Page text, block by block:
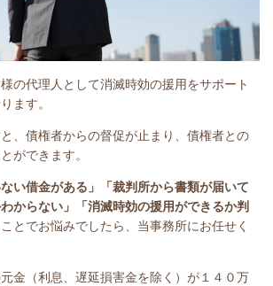
の代理人として消滅時効の援用をサポート
ます。
、債権者からの督促が止まり、債権者との
ができます。
い借金がある」
「裁判所から書類が届いて
からない」「消滅時効の援用ができるか判
とでお悩みでしたら、当事務所にお任せく
金（利息、遅延損害金を除く）が１４０万